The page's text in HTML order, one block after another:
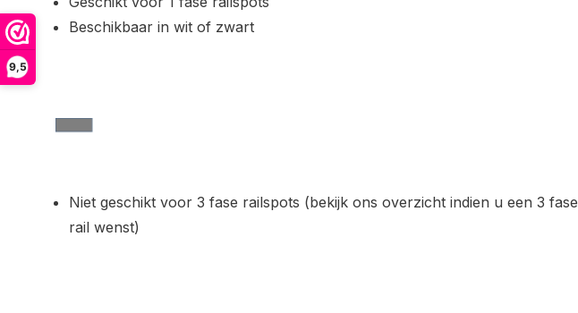
9,5
Beschikbaar in wit of zwart
Niet geschikt voor 3 fase railspots (bekijk ons overzicht indien u een 3 fase
rail wenst)